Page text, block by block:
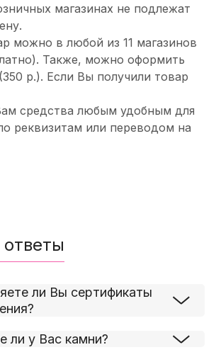
магазинах не подлежат
можно в любой из 11 магазинов
Также, можно оформить
р.). Если Вы получили товар
средства любым удобным для
реквизитам или переводом на
ли Вы сертификаты
ли у Вас камни?